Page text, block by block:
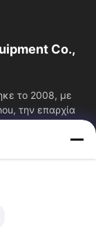
Co.,
το 2008, με
την επαρχία